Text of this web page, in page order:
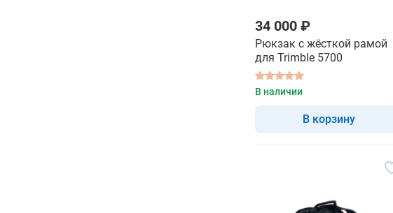
34 000 ₽
Рюкзак с жёсткой рамой
для Trimble 5700
В наличии
В корзину